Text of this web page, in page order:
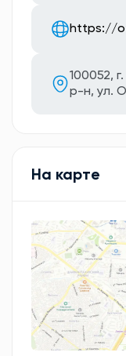
https://
100052,
р-н, ул.
На карте